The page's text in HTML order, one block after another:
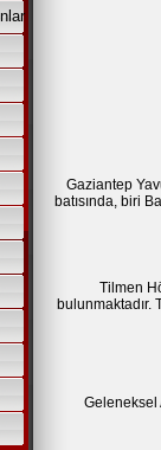
Gaziantep
batısında, biri
Tilmen
bulunmaktadır.
Geleneksel